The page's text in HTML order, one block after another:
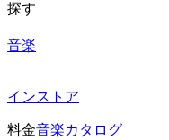
探す
音楽
インストア
料金音楽カタログ